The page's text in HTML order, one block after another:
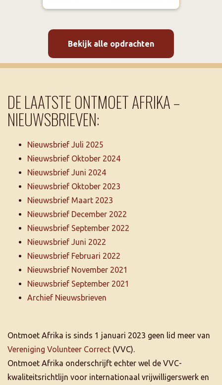
Bekijk alle opdrachten
DE LAATSTE ONTMOET AFRIKA –
NIEUWSBRIEVEN:
Nieuwsbrief Juli 2025
Nieuwsbrief Oktober 2024
Nieuwsbrief Juni 2024
Nieuwsbrief Oktober 2023
Nieuwsbrief Maart 2023
Nieuwsbrief December 2022
Nieuwsbrief September 2022
Nieuwsbrief Juni 2022
Nieuwsbrief Februari 2022
Nieuwsbrief November 2021
Nieuwsbrief September 2021
Archief Nieuwsbrieven
Ontmoet Afrika is sinds 1 januari 2023 geen lid meer van
Vereniging Volunteer Correct (VVC).
Ontmoet Afrika onderschrijft echter wel de VVC-
kwaliteitsrichtlijn voor internationaal vrijwilligerswerk en